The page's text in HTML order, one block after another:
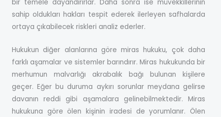
bir temele dayandırırlar. Daha sonra ise müvekkillerinin
sahip oldukları hakları tespit ederek ilerleyen safhalarda
ortaya çıkabilecek riskleri analiz ederler.
Hukukun diğer alanlarına göre miras hukuku, çok daha
farklı aşamalar ve sistemler barındırır. Miras hukukunda bir
merhumun malvarlığı akrabalık bağı bulunan kişilere
geçer. Eğer bu duruma aykırı sorunlar meydana gelirse
davanın reddi gibi aşamalara gelinebilmektedir. Miras
hukukuna göre ölen kişinin iradesi de yorumlanır. Ölen